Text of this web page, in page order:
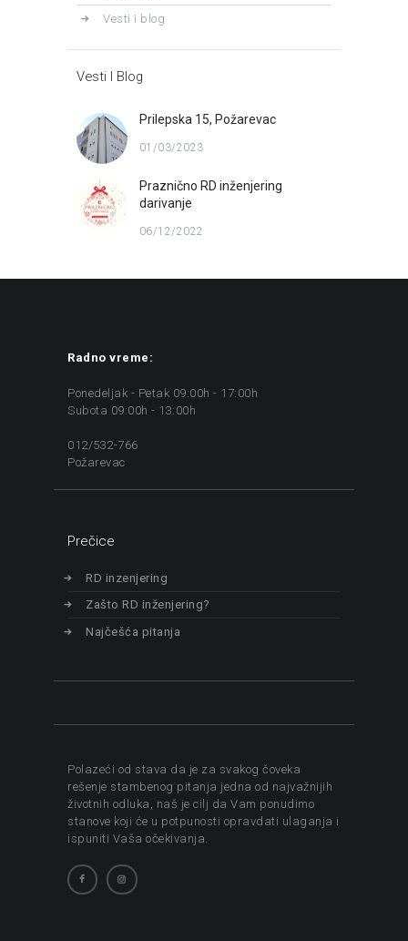
Vesti i blog
Vesti I Blog
Prilepska 15, Požarevac
01/03/2023
Praznično RD inženjering
darivanje
06/12/2022
Radno vreme:
Ponedeljak - Petak 09:00h - 17:00h
Subota 09:00h - 13:00h
012/532-766
Požarevac
Prečice
RD inzenjering
Zašto RD inženjering?
Najčešća pitanja
Polazeći od stava da je za svakog čoveka
rešenje stambenog pitanja jedna od najvažnijih
životnih odluka, naš je cilj da Vam ponudimo
stanove koji će u potpunosti opravdati ulaganja i
ispuniti Vaša očekivanja.